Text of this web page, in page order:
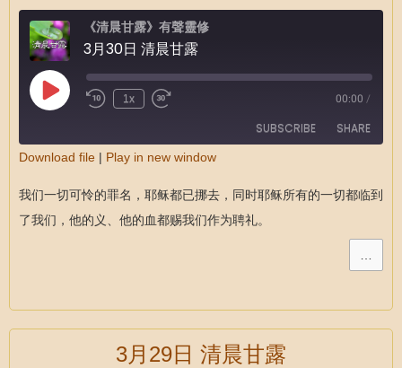
《清晨甘露》有聲靈修
3月30日 清晨甘露
1x 00:00 /
SUBSCRIBE SHARE
RSS FEED
LINK
Download file | Play in new window
我们一切可怜的罪名，耶稣都已挪去，同时耶稣所有的一切都临到
了我们，他的义、他的血都赐我们作为聘礼。
…
3月29日 清晨甘露